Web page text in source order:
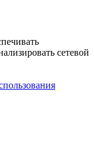
сетевой